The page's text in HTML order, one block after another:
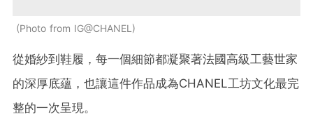
Photo from IG@CHANEL
從婚紗到鞋履，每一個細節都凝聚著法國高級工藝世家
的深厚底蘊，也讓這件作品成為CHANEL工坊文化最完
整的一次呈現。